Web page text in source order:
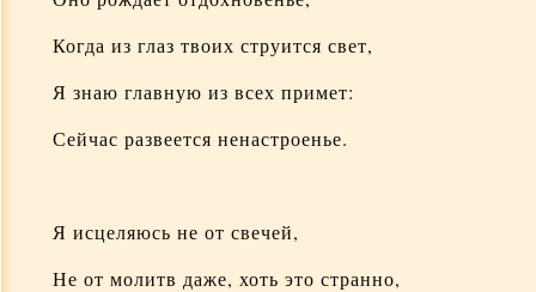
Когда из глаз твоих струится свет,
Я знаю главную из всех примет:
Сейчас развеется ненастроенье.
Я исцеляюсь не от свечей,
Не от молитв даже, хоть это странно,
Притчи Мамочки
Воспоминания 1992-93 гг.
Пять лет без тебя